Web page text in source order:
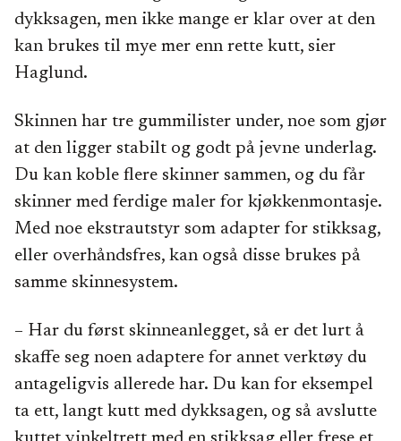
dykksagen, men ikke mange er klar over at den
kan brukes til mye mer enn rette kutt, sier
Haglund.
Skinnen har tre gummilister under, noe som gjør
at den ligger stabilt og godt på jevne underlag.
Du kan koble flere skinner sammen, og du får
skinner med ferdige maler for kjøkkenmontasje.
Med noe ekstrautstyr som adapter for stikksag,
eller overhåndsfres, kan også disse brukes på
samme skinnesystem.
– Har du først skinneanlegget, så er det lurt å
skaffe seg noen adaptere for annet verktøy du
antageligvis allerede har. Du kan for eksempel
ta ett, langt kutt med dykksagen, og så avslutte